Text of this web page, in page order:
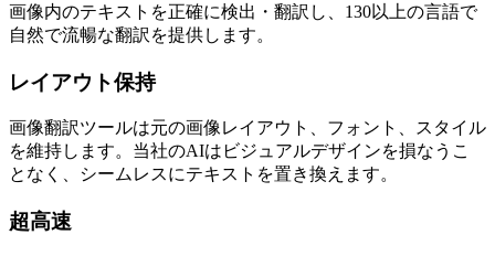
画像内のテキストを正確に検出・翻訳し、130以上の言語で
自然で流暢な翻訳を提供します。
レイアウト保持
画像翻訳ツールは元の画像レイアウト、フォント、スタイル
を維持します。当社のAIはビジュアルデザインを損なうこ
となく、シームレスにテキストを置き換えます。
超高速